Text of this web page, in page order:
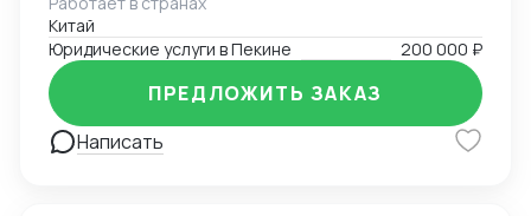
таможенного оформления и решения
нестандартных задач. Свободно владею китайским,
русским и английским.
Китай
Юридические услуги в Пекине
200 000 ₽
Написать
ПРЕДЛОЖИТЬ ЗАКАЗ